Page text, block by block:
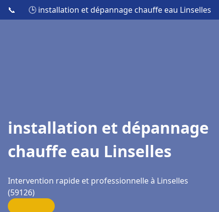
📞 🕒 installation et dépannage chauffe eau Linselles
installation et dépannage
chauffe eau Linselles
Intervention rapide et professionnelle à Linselles
(59126)